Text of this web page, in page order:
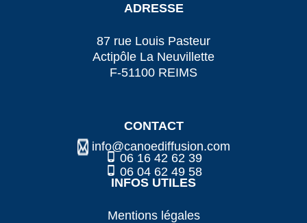
ADRESSE
87 rue Louis Pasteur
Actipôle La Neuvillette
F-51100 REIMS
CONTACT
06 16 42 62 39
06 04 62 49 58
info@canoediffusion.com
INFOS UTILES
Mentions légales